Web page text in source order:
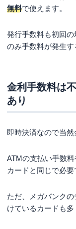
まとめ
無料で使えます。
発行手数料も初回
のみ手数料が発生す
金利手数料は
あり
即時決済なので当然
ATMの支払い手数
カードと同じで必要
ただ、メガバンク
けているカードも多